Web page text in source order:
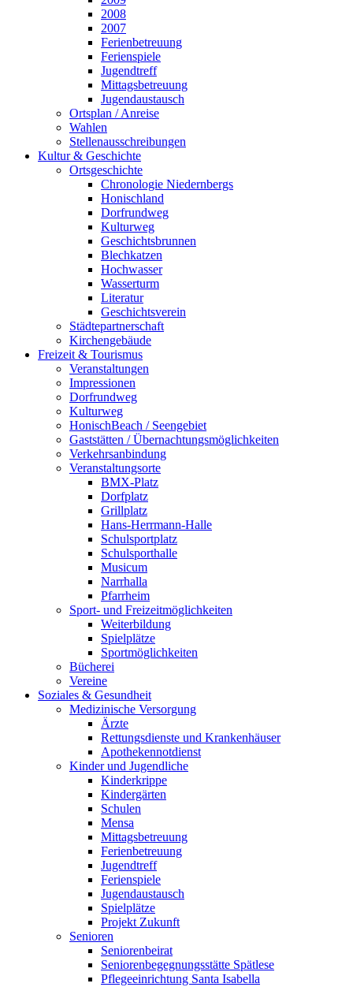
2008
2007
Ferienbetreuung
Ferienspiele
Jugendtreff
Mittagsbetreuung
Jugendaustausch
Ortsplan / Anreise
Wahlen
Stellenausschreibungen
Kultur & Geschichte
Ortsgeschichte
Chronologie Niedernbergs
Honischland
Dorfrundweg
Kulturweg
Geschichtsbrunnen
Blechkatzen
Hochwasser
Wasserturm
Literatur
Geschichtsverein
Städtepartnerschaft
Kirchengebäude
Freizeit & Tourismus
Veranstaltungen
Impressionen
Dorfrundweg
Kulturweg
HonischBeach / Seengebiet
Gaststätten / Übernachtungsmöglichkeiten
Verkehrsanbindung
Veranstaltungsorte
BMX-Platz
Dorfplatz
Grillplatz
Hans-Herrmann-Halle
Schulsportplatz
Schulsporthalle
Musicum
Narrhalla
Pfarrheim
Sport- und Freizeitmöglichkeiten
Weiterbildung
Spielplätze
Sportmöglichkeiten
Bücherei
Vereine
Soziales & Gesundheit
Medizinische Versorgung
Ärzte
Rettungsdienste und Krankenhäuser
Apothekennotdienst
Kinder und Jugendliche
Kinderkrippe
Kindergärten
Schulen
Mensa
Mittagsbetreuung
Ferienbetreuung
Jugendtreff
Ferienspiele
Jugendaustausch
Spielplätze
Projekt Zukunft
Senioren
Seniorenbeirat
Seniorenbegegnungsstätte Spätlese
Pflegeeinrichtung Santa Isabella